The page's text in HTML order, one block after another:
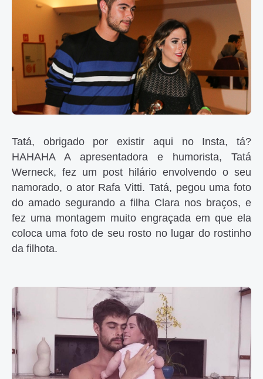
Tatá, obrigado por existir aqui no Insta, tá?
HAHAHA A apresentadora e humorista, Tatá
Werneck, fez um post hilário envolvendo o seu
namorado, o ator Rafa Vitti. Tatá, pegou uma foto
do amado segurando a filha Clara nos braços, e
fez uma montagem muito engraçada em que ela
coloca uma foto de seu rosto no lugar do rostinho
da filhota.